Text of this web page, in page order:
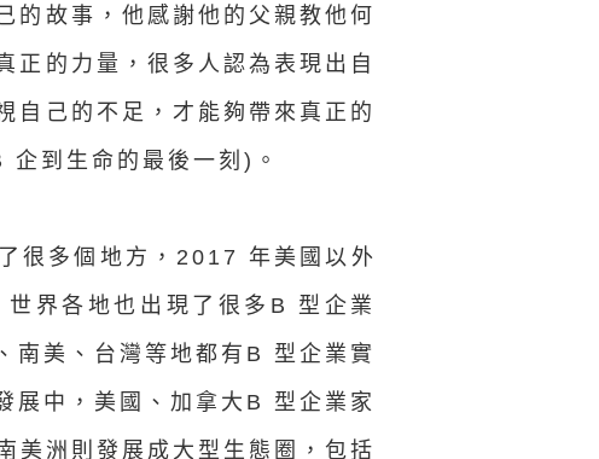
的故事，他感謝他的父親教他何
正的力量，很多人認為表現出自
自己的不足，才能夠帶來真正的
到生命的最後一刻)。
很多個地方，2017 年美國以外
界各地也出現了很多B 型企業
南美、台灣等地都有B 型企業實
展中，美國、加拿大B 型企業家
美洲則發展成大型生態圈，包括